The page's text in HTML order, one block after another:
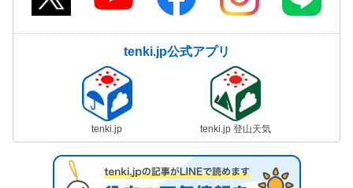
tenki.jp公式アプリ
tenki.jp tenki.jp 登山天気